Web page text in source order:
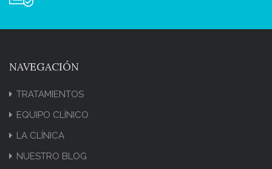
NAVEGACIÓN
TRATAMIENTOS
EQUIPO CLÍNICO
LA CLÍNICA
NUESTRO BLOG